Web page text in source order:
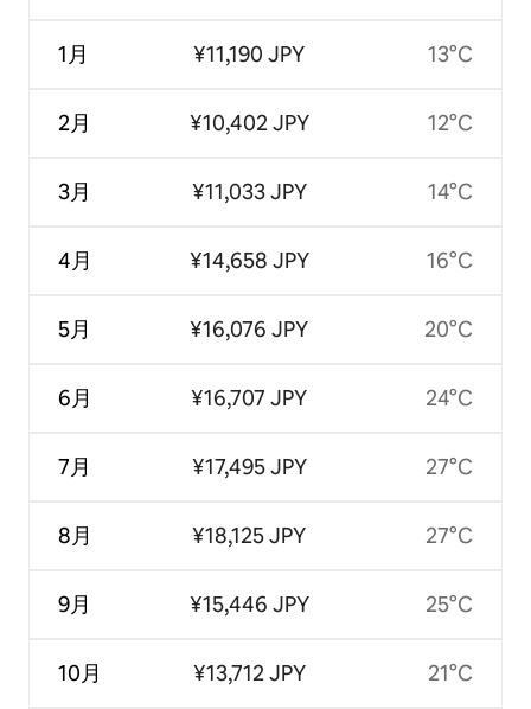
1月
2月
3月
4月
5月
6月
7月
8月
9月
10月
¥11,190 JPY
¥10,402 JPY
¥11,033 JPY
¥14,658 JPY
¥16,076 JPY
¥16,707 JPY
¥17,495 JPY
¥18,125 JPY
¥15,446 JPY
¥13,712 JPY
13°C
12°C
14°C
16°C
20°C
24°C
27°C
27°C
25°C
21°C